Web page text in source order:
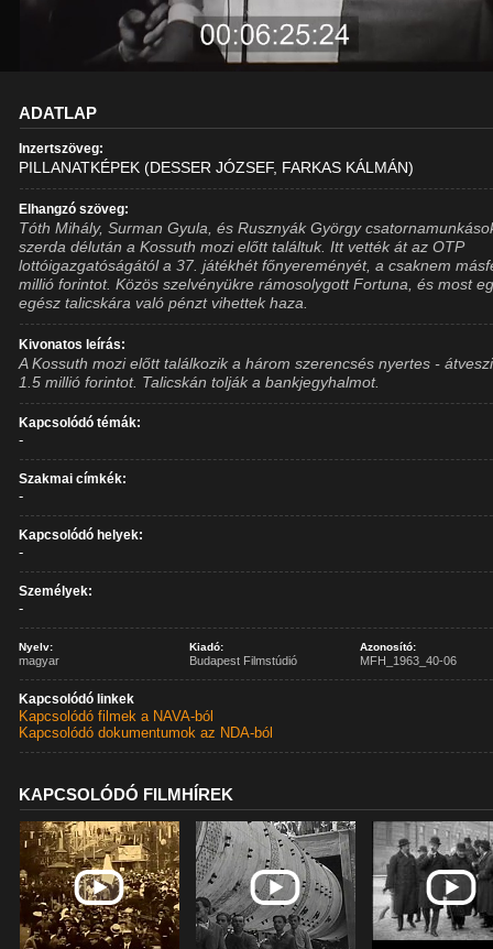
ADATLAP
Inzertszöveg:
PILLANATKÉPEK (DESSER JÓZSEF, FARKAS KÁLMÁN)
Elhangzó szöveg:
Tóth Mihály, Surman Gyula, és Rusznyák György
szerda délután a Kossuth mozi előtt találtuk. Itt vették át az OTP
lottóigazgatóságától a 37. játékhét főnyereményét, a csaknem
millió forintot. Közös szelvényükre rámosolygott Fortuna, és most
egész talicskára való pénzt vihettek haza.
Kivonatos leírás:
A Kossuth mozi előtt találkozik a három szerencsés nyertes -
1.5 millió forintot. Talicskán tolják a bankjegyhalmot.
Kapcsolódó témák:
-
Szakmai címkék:
-
Kapcsolódó helyek:
-
Személyek:
-
Nyelv:
magyar
Kiadó:
Budapest Filmstúdió
Azonosító:
MFH_1963_40-06
Kapcsolódó linkek
Kapcsolódó filmek a NAVA-ból
Kapcsolódó dokumentumok az NDA-ból
KAPCSOLÓDÓ FILMHÍREK